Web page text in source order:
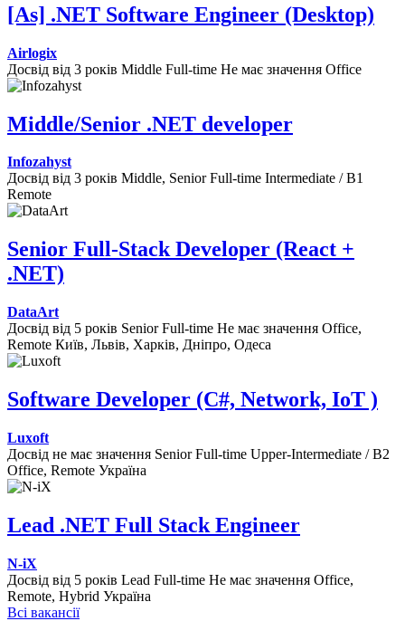
[As] .NET Software Engineer (Desktop)
Airlogix
Досвід від 3 років Middle Full-time Не має значення Office
Middle/Senior .NET developer
Infozahyst
Досвід від 3 років Middle, Senior Full-time Intermediate / B1
Remote
Senior Full-Stack Developer (React +
.NET)
DataArt
Досвід від 5 років Senior Full-time Не має значення Office,
Remote Київ, Львів, Харків, Дніпро, Одеса
Software Developer (C#, Network, IoT )
Luxoft
Досвід не має значення Senior Full-time Upper-Intermediate / B2
Office, Remote Україна
Lead .NET Full Stack Engineer
N-iX
Досвід від 5 років Lead Full-time Не має значення Office,
Remote, Hybrid Україна
Всі вакансії